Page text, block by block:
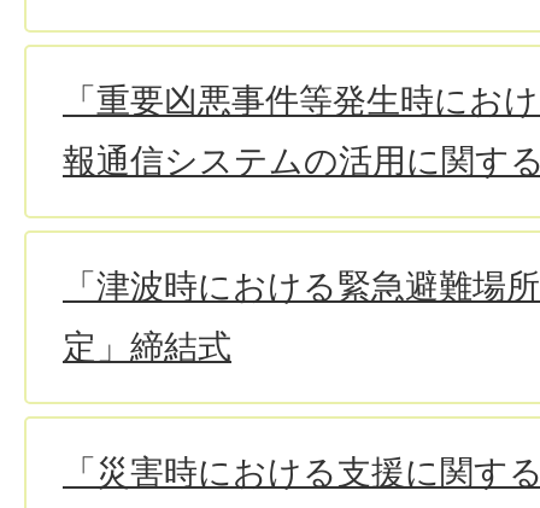
「重要凶悪事件等発生時にお
報通信システムの活用に関す
「津波時における緊急避難場
定」締結式
「災害時における支援に関す